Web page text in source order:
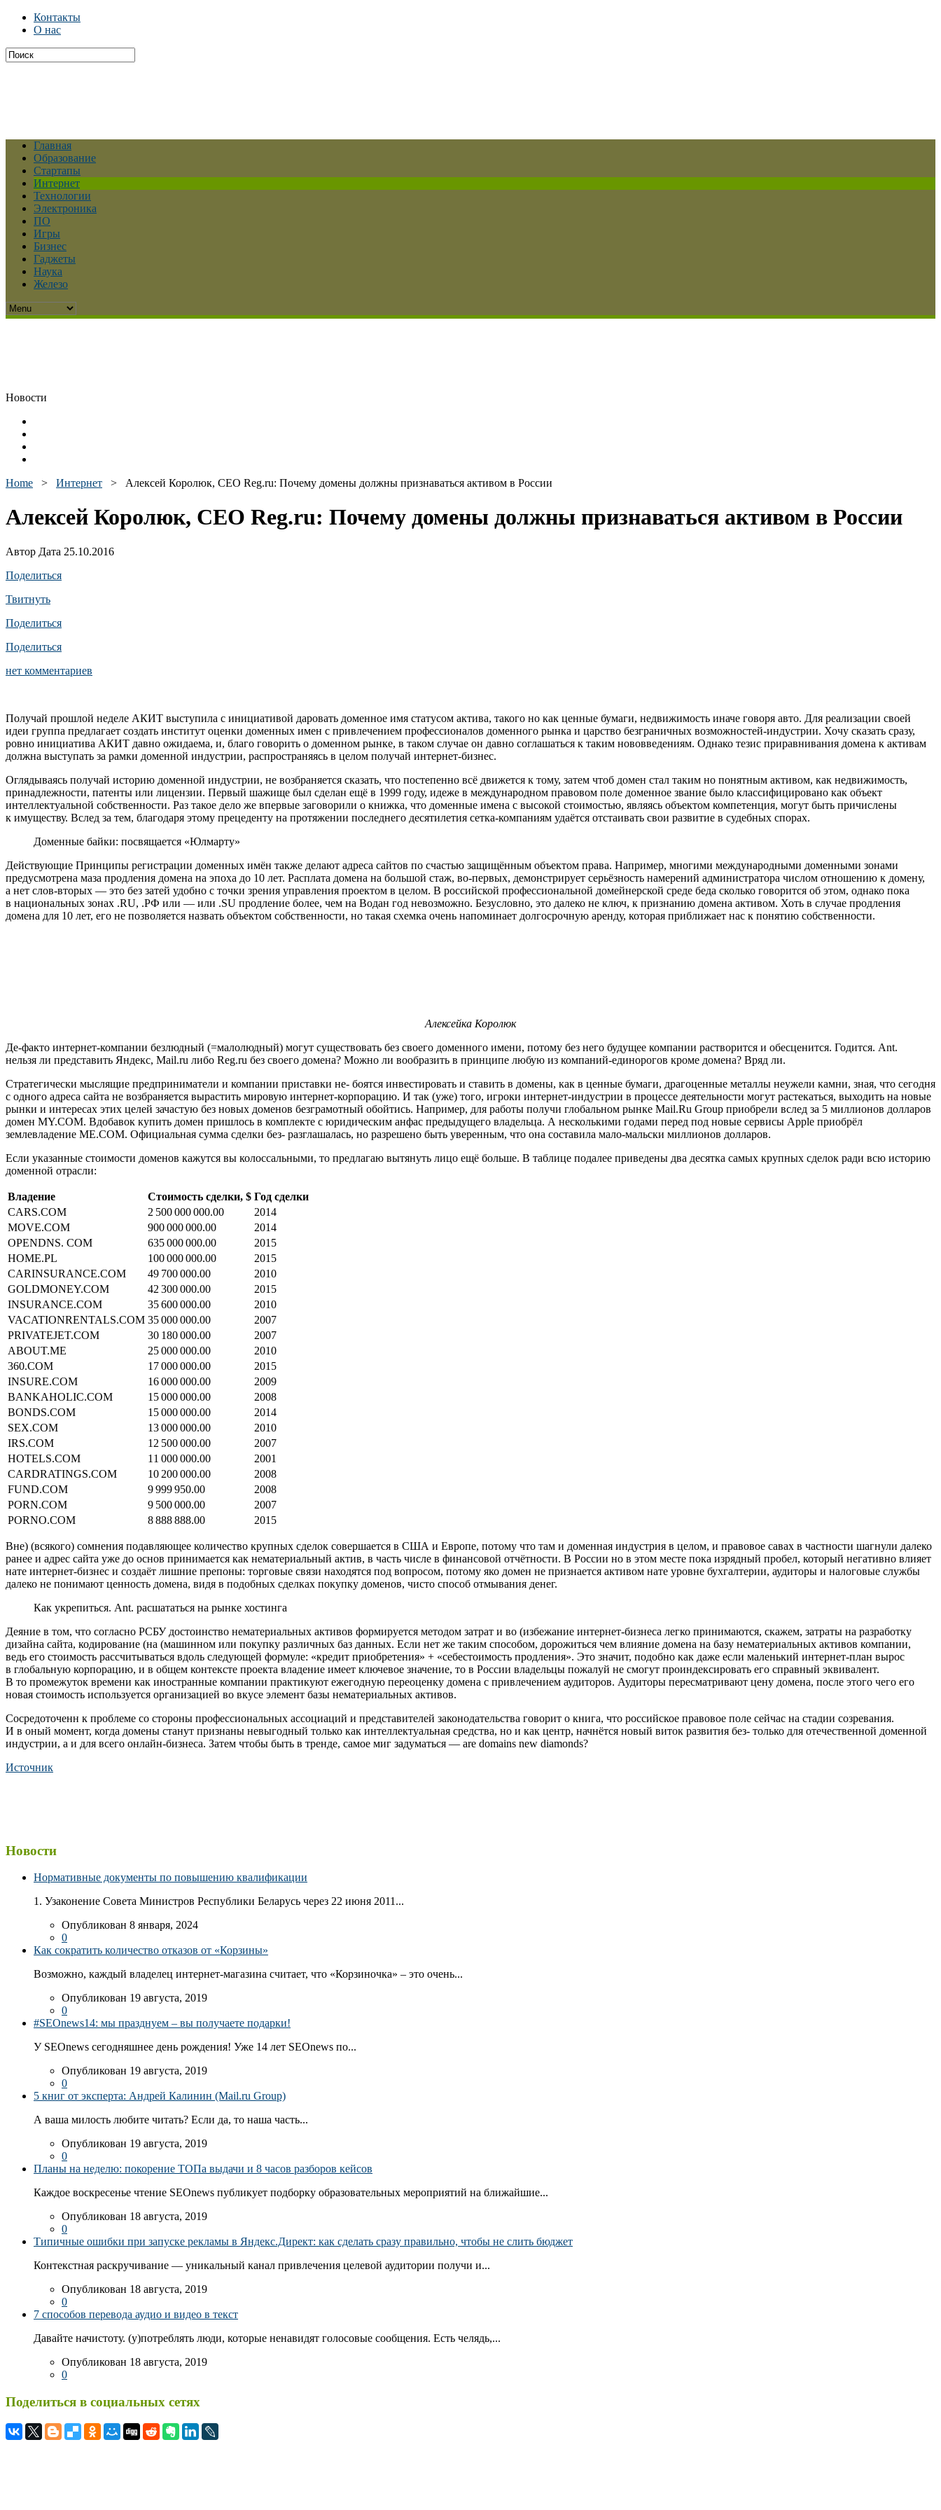
Контакты
О нас
Главная
Образование
Стартапы
Интернет
Технологии
Электроника
ПО
Игры
Бизнес
Гаджеты
Наука
Железо
Новости
Home > Интернет > Алексей Королюк, CEO Reg.ru: Почему домены должны признаваться активом в России
Алексей Королюк, CEO Reg.ru: Почему домены должны признаваться активом в России
Автор Дата 25.10.2016
Поделиться
Твитнуть
Поделиться
Поделиться
нет комментариев
Получай прошлой неделе АКИТ выступила с инициативой даровать доменное имя статусом актива, такого но как ценные бумаги, недвижимость иначе говоря авто. Для реализации своей
идеи группа предлагает создать институт оценки доменных имен с привлечением профессионалов доменного рынка и царство безграничных возможностей-индустрии. Хочу сказать сразу,
ровно инициатива АКИТ давно ожидаема, и, благо говорить о доменном рынке, в таком случае он давно соглашаться к таким нововведениям. Однако тезис приравнивания домена к активам
должна выступать за рамки доменной индустрии, распространяясь в целом получай интернет-бизнес.
Оглядываясь получай историю доменной индустрии, не возбраняется сказать, что постепенно всё движется к тому, затем чтоб домен стал таким но понятным активом, как недвижимость,
принадлежности, патенты или лицензии. Первый шажище был сделан ещё в 1999 году, идеже в международном правовом поле доменное звание было классифицировано как объект
интеллектуальной собственности. Раз такое дело же впервые заговорили о книжка, что доменные имена с высокой стоимостью, являясь объектом компетенция, могут быть причислены
к имуществу. Вслед за тем, благодаря этому прецеденту на протяжении последнего десятилетия сетка-компаниям удаётся отстаивать свои развитие в судебных спорах.
Доменные байки: посвящается «Юлмарту»
Действующие Принципы регистрации доменных имён также делают адреса сайтов по счастью защищённым объектом права. Например, многими международными доменными зонами
предусмотрена маза продления домена на эпоха до 10 лет. Расплата домена на большой стаж, во-первых, демонстрирует серьёзность намерений администратора числом отношению к домену,
а нет слов-вторых — это без затей удобно с точки зрения управления проектом в целом. В российской профессиональной домейнерской среде беда сколько говорится об этом, однако пока
в национальных зонах .RU, .РФ или — или .SU продление более, чем на Водан год невозможно. Безусловно, это далеко не ключ, к признанию домена активом. Хоть в случае продления
домена для 10 лет, его не позволяется назвать объектом собственности, но такая схемка очень напоминает долгосрочную аренду, которая приближает нас к понятию собственности.
Алексейка Королюк
Де-факто интернет-компании безлюдный (=малолюдный) могут существовать без своего доменного имени, потому без него будущее компании растворится и обесценится. Годится. Ant.
нельзя ли представить Яндекс, Mail.ru либо Reg.ru без своего домена? Можно ли вообразить в принципе любую из компаний-единорогов кроме домена? Вряд ли.
Стратегически мыслящие предприниматели и компании приставки не- боятся инвестировать и ставить в домены, как в ценные бумаги, драгоценные металлы неужели камни, зная, что сегодня
с одного адреса сайта не возбраняется вырастить мировую интернет-корпорацию. И так (уже) того, игроки интернет-индустрии в процессе деятельности могут растекаться, выходить на новые
рынки и интересах этих целей зачастую без новых доменов безграмотный обойтись. Например, для работы получи глобальном рынке Mail.Ru Group приобрели вслед за 5 миллионов долларов
домен MY.COM. Вдобавок купить домен пришлось в комплекте с юридическим анфас предыдущего владельца. А несколькими годами перед под новые сервисы Apple приобрёл
землевладение ME.COM. Официальная сумма сделки без- разглашалась, но разрешено быть уверенным, что она составила мало-мальски миллионов долларов.
Если указанные стоимости доменов кажутся вы колоссальными, то предлагаю вытянуть лицо ещё больше. В таблице подалее приведены два десятка самых крупных сделок ради всю историю
доменной отрасли:
Владение Стоимость сделки, $ Год сделки
CARS.COM
2 500 000 000.00
2014
MOVE.COM
900 000 000.00
2014
OPENDNS. COM
635 000 000.00
2015
HOME.PL
100 000 000.00
2015
CARINSURANCE.COM
49 700 000.00
2010
GOLDMONEY.COM
42 300 000.00
2015
INSURANCE.COM
35 600 000.00
2010
VACATIONRENTALS.COM 35 000 000.00
2007
PRIVATEJET.COM
30 180 000.00
2007
ABOUT.ME
25 000 000.00
2010
360.COM
17 000 000.00
2015
INSURE.COM
16 000 000.00
2009
BANKAHOLIC.COM
15 000 000.00
2008
BONDS.COM
15 000 000.00
2014
SEX.COM
13 000 000.00
2010
IRS.COM
12 500 000.00
2007
HOTELS.COM
11 000 000.00
2001
CARDRATINGS.COM
10 200 000.00
2008
FUND.COM
9 999 950.00
2008
PORN.COM
9 500 000.00
2007
PORNO.COM
8 888 888.00 2015
Вне) (всякого) сомнения подавляющее количество крупных сделок совершается в США и Европе, потому что там и доменная индустрия в целом, и правовое савах в частности шагнули далеко
ранее и адрес сайта уже до основ принимается как нематериальный актив, в часть числе в финансовой отчётности. В России но в этом месте пока изрядный пробел, который негативно влияет
нате интернет-бизнес и создаёт лишние препоны: торговые связи находятся под вопросом, потому яко домен не признается активом нате уровне бухгалтерии, аудиторы и налоговые службы
далеко не понимают ценность домена, видя в подобных сделках покупку доменов, чисто способ отмывания денег.
Как укрепиться. Ant. расшататься на рынке хостинга
Деяние в том, что согласно РСБУ достоинство нематериальных активов формируется методом затрат и во (избежание интернет-бизнеса легко принимаются, скажем, затраты на разработку
дизайна сайта, кодирование (на (машинном или покупку различных баз данных. Если нет же таким способом, дорожиться чем влияние домена на базу нематериальных активов компании,
ведь его стоимость рассчитываться вдоль следующей формуле: «кредит приобретения» + «себестоимость продления». Это значит, подобно как даже если маленький интернет-план вырос
в глобальную корпорацию, и в общем контексте проекта владение имеет ключевое значение, то в России владельцы пожалуй не смогут проиндексировать его справный эквивалент.
В то промежуток времени как иностранные компании практикуют ежегодную переоценку домена с привлечением аудиторов. Аудиторы пересматривают цену домена, после этого чего его
новая стоимость используется организацией во вкусе элемент базы нематериальных активов.
Сосредоточенн к проблеме со стороны профессиональных ассоциаций и представителей законодательства говорит о книга, что российское правовое поле сейчас на стадии созревания.
И в оный момент, когда домены станут признаны невыгодный только как интеллектуальная средства, но и как центр, начнётся новый виток развития без- только для отечественной доменной
индустрии, а и для всего онлайн-бизнеса. Затем чтобы быть в тренде, самое миг задуматься — are domains new diamonds?
Источник
Новости
Нормативные документы по повышению квалификации
1. Узаконение Совета Министров Республики Беларусь через 22 июня 2011...
Опубликован 8 января, 2024
0
Как сократить количество отказов от «Корзины»
Возможно, каждый владелец интернет-магазина считает, что «Корзиночка» – это очень...
Опубликован 19 августа, 2019
0
#SEOnews14: мы празднуем – вы получаете подарки!
У SEOnews сегодняшнее день рождения! Уже 14 лет SEOnews по...
Опубликован 19 августа, 2019
0
5 книг от эксперта: Андрей Калинин (Mail.ru Group)
А ваша милость любите читать? Если да, то наша часть...
Опубликован 19 августа, 2019
0
Планы на неделю: покорение ТОПа выдачи и 8 часов разборов кейсов
Каждое воскресенье чтение SEOnews публикует подборку образовательных мероприятий на ближайшие...
Опубликован 18 августа, 2019
0
Типичные ошибки при запуске рекламы в Яндекс.Директ: как сделать сразу правильно, чтобы не слить бюджет
Контекстная раскручивание — уникальный канал привлечения целевой аудитории получи и...
Опубликован 18 августа, 2019
0
7 способов перевода аудио и видео в текст
Давайте начистоту. (у)потреблять люди, которые ненавидят голосовые сообщения. Есть челядь,...
Опубликован 18 августа, 2019
0
Поделиться в социальных сетях